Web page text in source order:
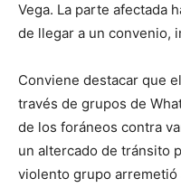
Vega. La parte afectada
de llegar a un convenio,
Conviene destacar que
través de grupos de
de los foráneos contra
un altercado de tránsito
violento grupo arremetió